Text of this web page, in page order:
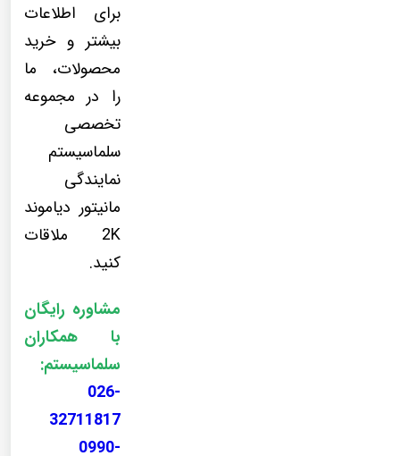
برای اطلاعات
بیشتر و خرید
محصولات، ما
را در مجموعه
تخصصی
سلماسیستم
نمایندگی
مانیتور دیاموند
2K ملاقات
کنید.
مشاوره رایگان
با همکاران
سلماسیستم:
026-
32711817
0990-